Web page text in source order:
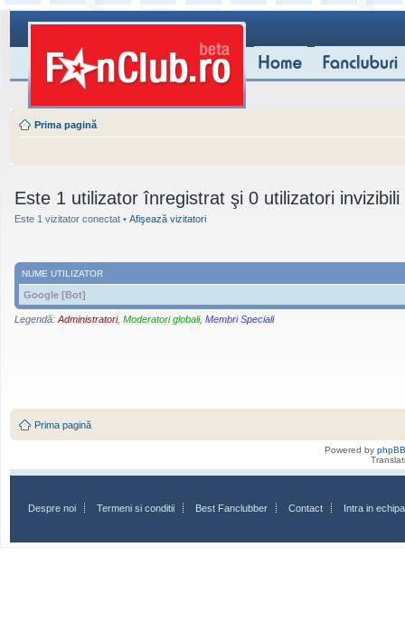
Prima pagină
Este 1 utilizator înregistrat şi 0 utilizatori invizibili
Este 1 vizitator conectat • Afişează vizitatori
NUME UTILIZATOR
Google [Bot]
Legendă: Administratori, Moderatori globali, Membri Speciali
Prima pagină
Powered by phpBB
Despre noi Termeni si conditii Best Fanclubber Contact Intra in